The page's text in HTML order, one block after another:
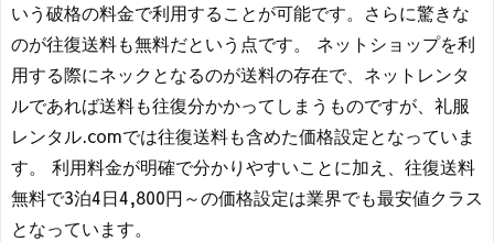
いう破格の料金で利用することが可能です。さらに驚きな
のが往復送料も無料だという点です。 ネットショップを利
用する際にネックとなるのが送料の存在で、ネットレンタ
ルであれば送料も往復分かかってしまうものですが、礼服
レンタル.comでは往復送料も含めた価格設定となっていま
す。 利用料金が明確で分かりやすいことに加え、往復送料
無料で3泊4日4,800円～の価格設定は業界でも最安値クラス
となっています。